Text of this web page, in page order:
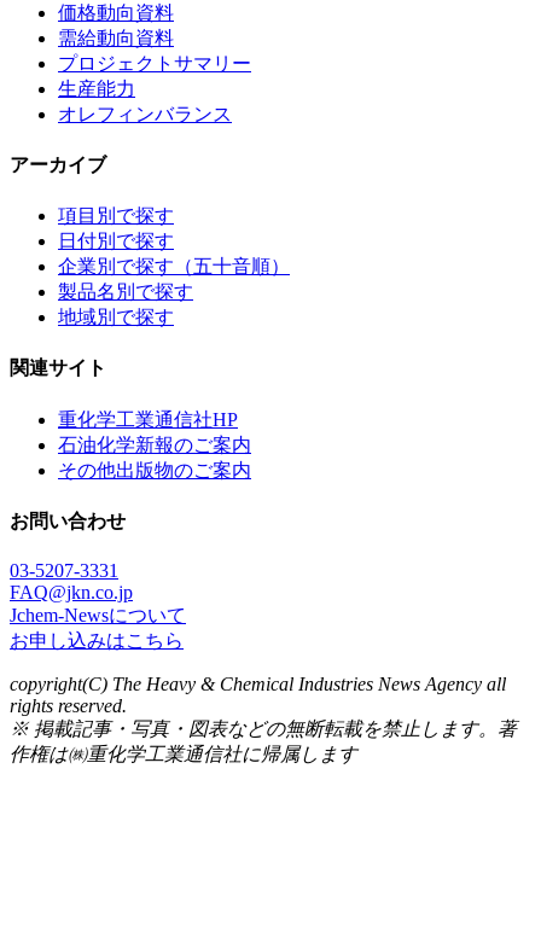
価格動向資料
需給動向資料
プロジェクトサマリー
生産能力
オレフィンバランス
アーカイブ
項目別で探す
日付別で探す
企業別で探す（五十音順）
製品名別で探す
地域別で探す
関連サイト
重化学工業通信社HP
石油化学新報のご案内
その他出版物のご案内
お問い合わせ
03-5207-3331
FAQ@jkn.co.jp
Jchem-Newsについて
お申し込みはこちら
copyright(C) The Heavy & Chemical Industries News Agency all
rights reserved.
※ 掲載記事・写真・図表などの無断転載を禁止します。著
作権は㈱重化学工業通信社に帰属します